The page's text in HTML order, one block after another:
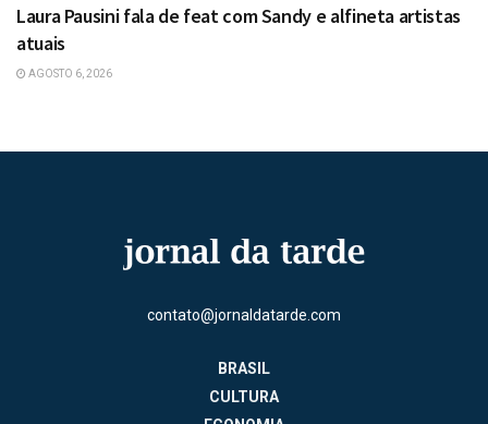
Laura Pausini fala de feat com Sandy e alfineta artistas
atuais
AGOSTO 6, 2026
contato@jornaldatarde.com
BRASIL
CULTURA